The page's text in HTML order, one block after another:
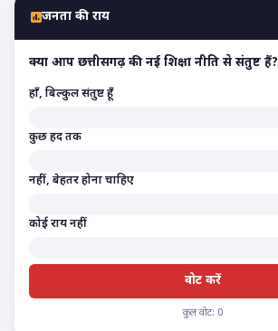
जनता की राय
क्या आप छत्तीसगढ़ की नई शिक्षा नीति से संतुष्ट हैं?
हाँ, बिल्कुल संतुष्ट हूँ
कुछ हद तक
नहीं, बेहतर होना चाहिए
कोई राय नहीं
वोट करें
कुल वोट: 0